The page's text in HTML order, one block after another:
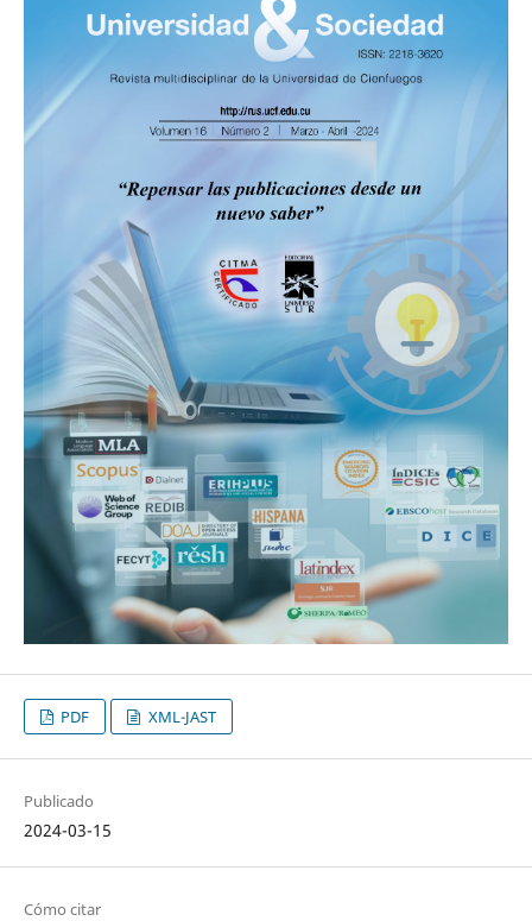
PDF XML-JAST
Publicado
2024-03-15
Cómo citar